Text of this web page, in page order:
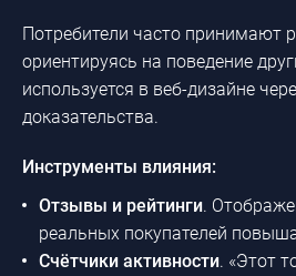
Потребители часто принимают
ориентируясь на поведение
используется в веб-дизайне
доказательства.
Инструменты влияния:
Отзывы и рейтинги.
реальных покупателей
Счётчики активности. «Этот